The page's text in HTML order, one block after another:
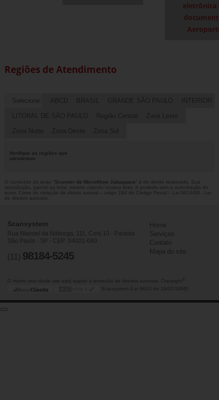
eletrônica
Regiões de Atendimento
Selecione: ABCD BRASIL GRANDE SÃO PAULO INTERIOR
LITORAL DE SÃO PAULO Região Central Zona Leste
Zona Norte Zona Oeste Zona Sul
Verifique as regiões que
atendemos
O conteúdo do texto " Scanner de Microfilme Jabaquara " é de direito reservado. Sua
reprodução, parcial ou total, mesmo citando nossos links, é proibida sem a autorização do
autor. Crime de violação de direito autoral – artigo 184 do Código Penal –
Lei 9610/98 - Lei
de direitos autorais
Scansystem
Rua Manoel da Nóbrega, 111, Conj 10 - Paraíso
São Paulo - SP - CEP: 04001-080
(11) 98184-5245
Home
Serviços
Contato
Mapa do site
O inteiro teor deste site está sujeito à proteção de direitos autorais. Copyright
Scansystem (Lei 9610 de 19/02/1998)